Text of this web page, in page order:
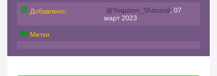
Добавлено: @Yoqubov_Shaxzod , 07
март 2023
Метки: